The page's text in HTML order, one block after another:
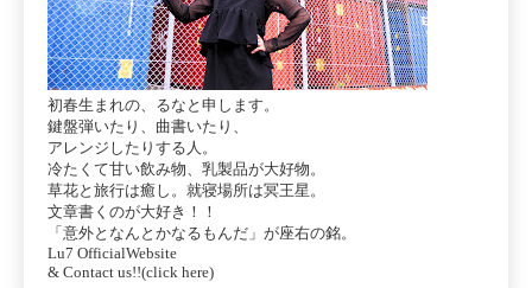
初春生まれの、るなと申します。
鍵盤弾いたり、曲書いたり、
アレンジしたりする人。
冷たくて甘い飲み物、乳製品が大好物。
草花と旅行は癒し。就寝場所は冥王星。
文章書くのが大好き！！
「意外となんとかなるもんだ」が座右の銘。
Lu7 OfficialWebsite
& Contact us!!(click here)